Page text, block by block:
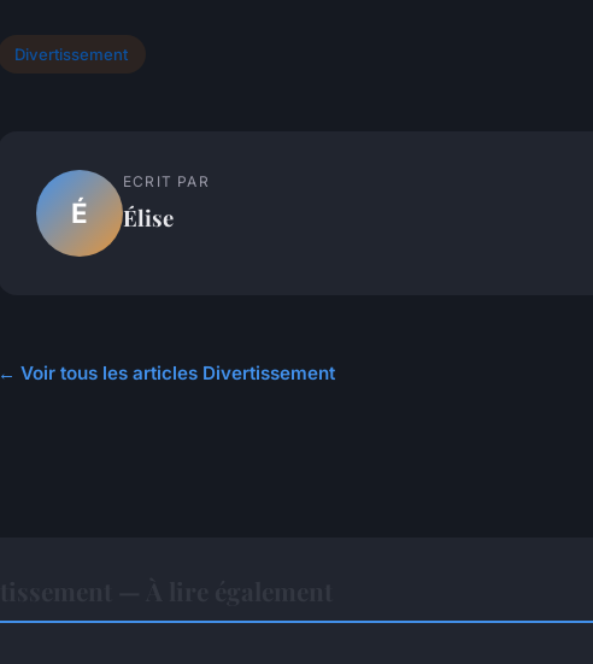
Divertissement
É
ECRIT PAR
Élise
← Voir tous les articles Divertissement